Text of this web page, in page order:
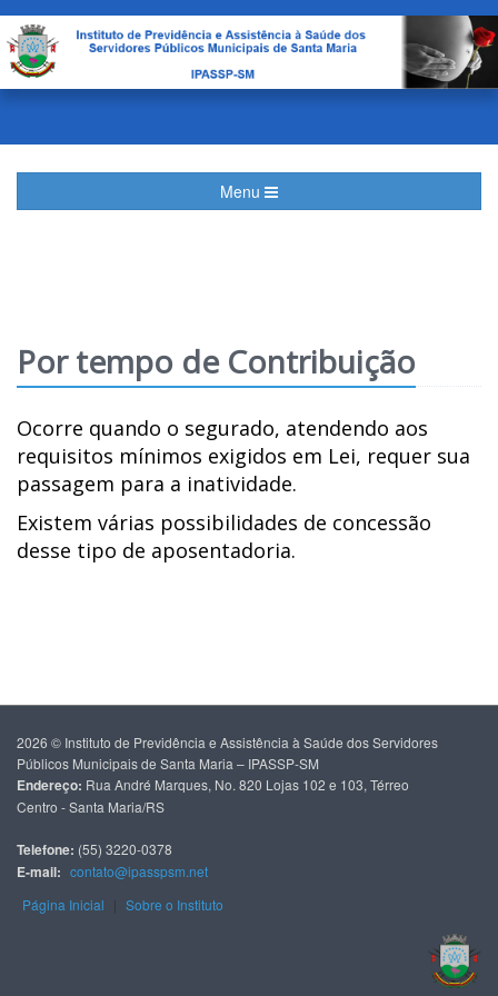
Menu
Por tempo de Contribuição
Ocorre quando o segurado, atendendo aos
requisitos mínimos exigidos em Lei, requer sua
passagem para a inatividade.
Existem várias possibilidades de concessão
desse tipo de aposentadoria.
2026 © Instituto de Previdência e Assistência à Saúde dos Servidores
Públicos Municipais de Santa Maria – IPASSP-SM
Endereço: Rua André Marques, No. 820 Lojas 102 e 103, Térreo
Centro - Santa Maria/RS
Telefone: (55) 3220-0378
E-mail: contato@ipasspsm.net
Página Inicial | Sobre o Instituto